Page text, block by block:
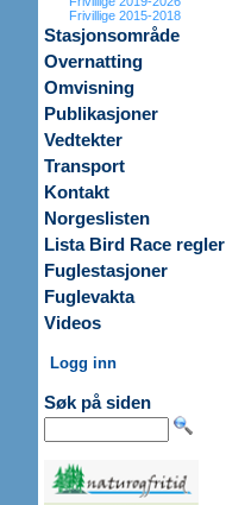
Frivillige 2015-2018
Stasjonsområde
Overnatting
Omvisning
Publikasjoner
Vedtekter
Transport
Kontakt
Norgeslisten
Lista Bird Race regler
Fuglestasjoner
Fuglevakta
Videos
Logg inn
Søk på siden